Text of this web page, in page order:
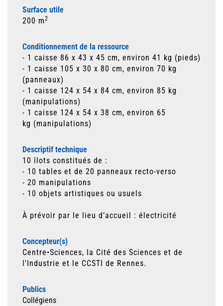
Surface utile
200 m2
Conditionnement de la ressource
- 1 caisse 86 x 43 x 45 cm, environ 41 kg (pieds)
- 1 caisse 105 x 30 x 80 cm, environ 70 kg
(panneaux)
- 1 caisse 124 x 54 x 84 cm, environ 85 kg
(manipulations)
- 1 caisse 124 x 54 x 38 cm, environ 65
kg (manipulations)
Descriptif technique
10 îlots constitués de :
- 10 tables et de 20 panneaux recto-verso
- 20 manipulations
- 10 objets artistiques ou usuels
À prévoir par le lieu d’accueil : électricité
Concepteur(s)
Centre•Sciences, la Cité des Sciences et de
l'Industrie et le CCSTI de Rennes.
Publics
Collégiens